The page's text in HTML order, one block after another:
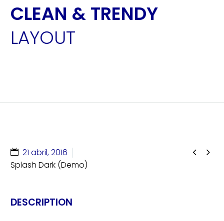
CLEAN & TRENDY
LAYOUT
 
21 abril, 2016
Splash Dark (Demo)
DESCRIPTION